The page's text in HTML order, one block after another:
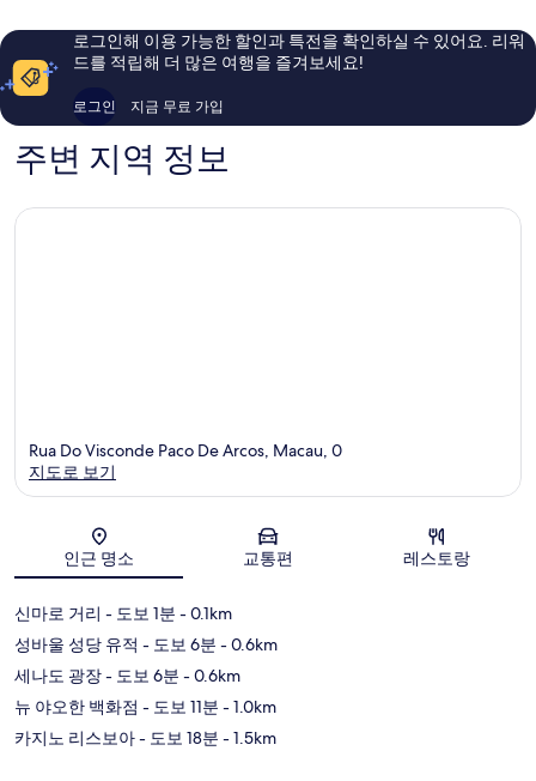
이
후
기
이
용
로그인해 이용 가능한 할인과 특전을 확인하실 수 있어요. 리워
드를 적립해 더 많은 여행을 즐겨보세요!
로그인 지금 무료 가입
주변 지역 정보
지도
Rua Do Visconde Paco De Arcos, Macau, 0
지도로 보기
인근 명소 교통편 레스토랑
신마로 거리 - 도보 1분 - 0.1km
성바울 성당 유적 - 도보 6분 - 0.6km
세나도 광장- 도보 6분 - 0.6km
뉴 야오한 백화점 - 도보 11분 - 1.0km
카지노 리스보아- 도보 18분 - 1.5km